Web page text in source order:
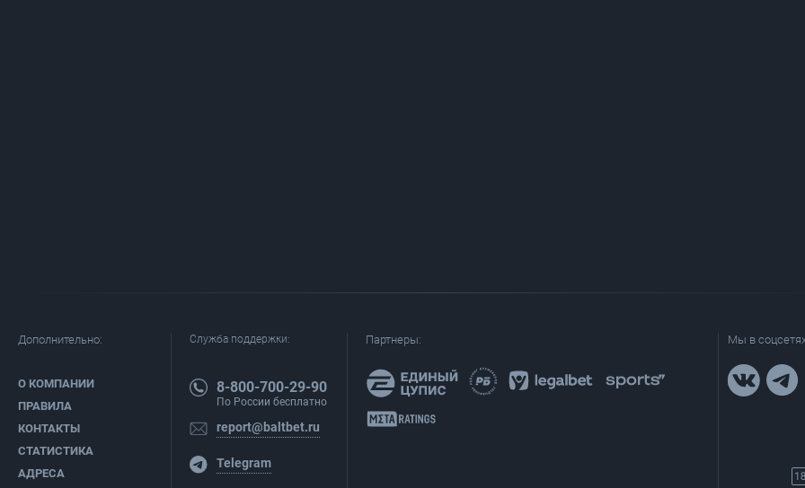
Дополнительно:
О КОМПАНИИ
ПРАВИЛА
КОНТАКТЫ
СТАТИСТИКА
АДРЕСА
Служба поддержки:
8-800-700-29-90
По России бесплатно
report@baltbet.ru
Telegram
Партнеры: Мы в